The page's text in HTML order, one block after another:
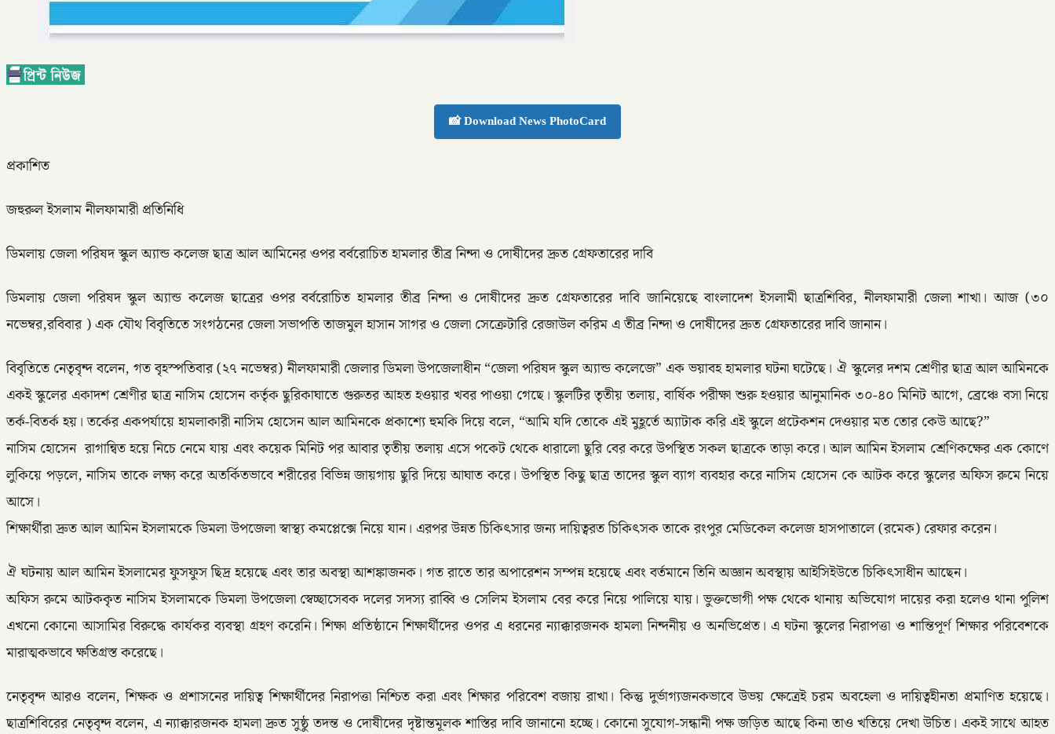
📸 Download News PhotoCard
প্রকাশিত
জহুরুল ইসলাম নীলফামারী প্রতিনিধি
​ডিমলায় জেলা পরিষদ স্কুল অ্যান্ড কলেজ ছাত্র আল আমিনের ওপর বর্বরোচিত হামলার তীব্র নিন্দা ও দোষীদের দ্রুত গ্রেফতারের দাবি
​ডিমলায় জেলা পরিষদ স্কুল অ্যান্ড কলেজ ছাত্রের ওপর বর্বরোচিত হামলার তীব্র নিন্দা ও দোষীদের দ্রুত গ্রেফতারের দাবি জানিয়েছে বাংলাদেশ ইসলামী ছাত্রশিবির, নীলফামারী জেলা শাখা। আজ (৩০
নভেম্বর,রবিবার ) এক যৌথ বিবৃতিতে সংগঠনের জেলা সভাপতি তাজমুল হাসান সাগর ও জেলা সেক্রেটারি রেজাউল করিম এ তীব্র নিন্দা ও দোষীদের দ্রুত গ্রেফতারের দাবি জানান।
​বিবৃতিতে নেতৃবৃন্দ বলেন, গত বৃহস্পতিবার (২৭ নভেম্বর) নীলফামারী জেলার ডিমলা উপজেলাধীন “জেলা পরিষদ স্কুল অ্যান্ড কলেজে” এক ভয়াবহ হামলার ঘটনা ঘটেছে। ঐ স্কুলের দশম শ্রেণীর ছাত্র আল আমিনকে
একই স্কুলের একাদশ শ্রেণীর ছাত্র নাসিম হোসেন কর্তৃক ছুরিকাঘাতে গুরুতর আহত হওয়ার খবর পাওয়া গেছে। স্কুলটির তৃতীয় তলায়, বার্ষিক পরীক্ষা শুরু হওয়ার আনুমানিক ৩০-৪০ মিনিট আগে, ব্রেঞ্চে বসা নিয়ে
তর্ক-বিতর্ক হয়। তর্কের একপর্যায়ে হামলাকারী নাসিম হোসেন আল আমিনকে প্রকাশ্যে হুমকি দিয়ে বলে, “আমি যদি তোকে এই মুহূর্তে অ্যাটাক করি এই স্কুলে প্রটেকশন দেওয়ার মত তোর কেউ আছে?”
​নাসিম হোসেন রাগান্বিত হয়ে নিচে নেমে যায় এবং কয়েক মিনিট পর আবার তৃতীয় তলায় এসে পকেট থেকে ধারালো ছুরি বের করে উপস্থিত সকল ছাত্রকে তাড়া করে। আল আমিন ইসলাম শ্রেণিকক্ষের এক কোণে
লুকিয়ে পড়লে, নাসিম তাকে লক্ষ্য করে অতর্কিতভাবে শরীরের বিভিন্ন জায়গায় ছুরি দিয়ে আঘাত করে। উপস্থিত কিছু ছাত্র তাদের স্কুল ব্যাগ ব্যবহার করে নাসিম হোসেন কে আটক করে স্কুলের অফিস রুমে নিয়ে
আসে।
​শিক্ষার্থীরা দ্রুত আল আমিন ইসলামকে ডিমলা উপজেলা স্বাস্থ্য কমপ্লেক্সে নিয়ে যান। এরপর উন্নত চিকিৎসার জন্য দায়িত্বরত চিকিৎসক তাকে রংপুর মেডিকেল কলেজ হাসপাতালে (রমেক) রেফার করেন।
ঐ ঘটনায় আল আমিন ইসলামের ফুসফুস ছিদ্র হয়েছে এবং তার অবস্থা আশঙ্কাজনক। গত রাতে তার অপারেশন সম্পন্ন হয়েছে এবং বর্তমানে তিনি অজ্ঞান অবস্থায় আইসিইউতে চিকিৎসাধীন আছেন।
​অফিস রুমে আটককৃত নাসিম ইসলামকে ডিমলা উপজেলা স্বেচ্ছাসেবক দলের সদস্য রাব্বি ও সেলিম ইসলাম বের করে নিয়ে পালিয়ে যায়। ভুক্তভোগী পক্ষ থেকে থানায় অভিযোগ দায়ের করা হলেও থানা পুলিশ
এখনো কোনো আসামির বিরুদ্ধে কার্যকর ব্যবস্থা গ্রহণ করেনি। শিক্ষা প্রতিষ্ঠানে শিক্ষার্থীদের ওপর এ ধরনের ন্যাক্কারজনক হামলা নিন্দনীয় ও অনভিপ্রেত। এ ঘটনা স্কুলের নিরাপত্তা ও শান্তিপূর্ণ শিক্ষার পরিবেশকে
মারাত্মকভাবে ক্ষতিগ্রস্ত করেছে।
​নেতৃবৃন্দ আরও বলেন, শিক্ষক ও প্রশাসনের দায়িত্ব শিক্ষার্থীদের নিরাপত্তা নিশ্চিত করা এবং শিক্ষার পরিবেশ বজায় রাখা। কিন্তু দুর্ভাগ্যজনকভাবে উভয় ক্ষেত্রেই চরম অবহেলা ও দায়িত্বহীনতা প্রমাণিত হয়েছে।
ছাত্রশিবিরের নেতৃবৃন্দ বলেন, এ ন্যাক্কারজনক হামলা দ্রুত সুষ্ঠু তদন্ত ও দোষীদের দৃষ্টান্তমূলক শাস্তির দাবি জানানো হচ্ছে। কোনো সুযোগ-সন্ধানী পক্ষ জড়িত আছে কিনা তাও খতিয়ে দেখা উচিত। একই সাথে আহত